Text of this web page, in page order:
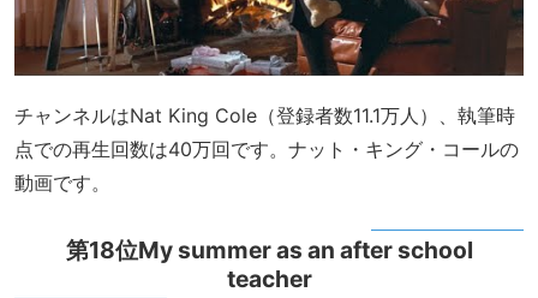
チャンネルはNat King Cole（登録者数11.1万人）、執筆時
点での再生回数は40万回です。ナット・キング・コールの
動画です。
第18位My summer as an after school
teacher